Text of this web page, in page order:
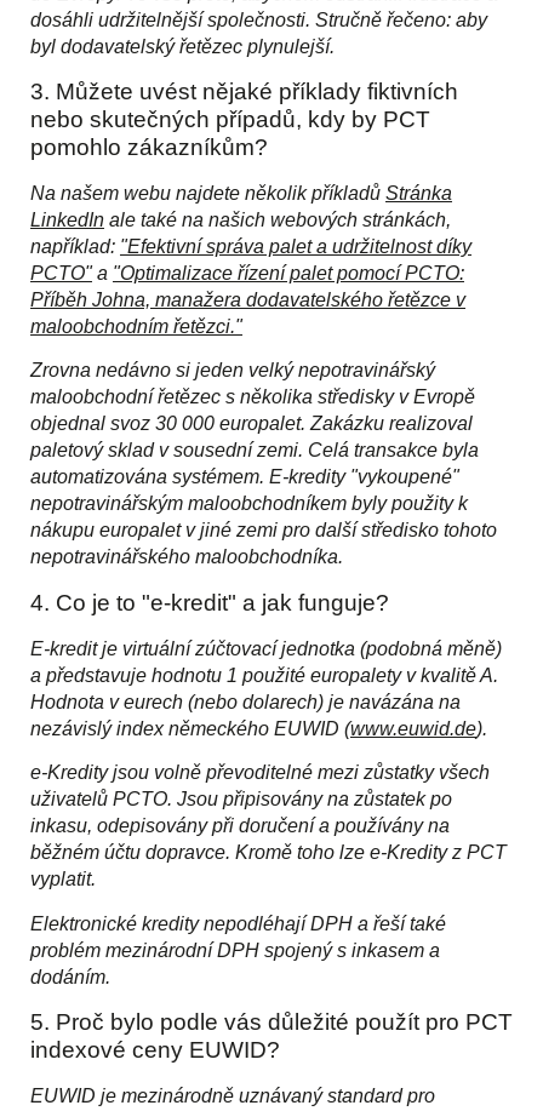
dosáhli udržitelnější společnosti. Stručně řečeno: aby
byl dodavatelský řetězec plynulejší.
3. Můžete uvést nějaké příklady fiktivních
nebo skutečných případů, kdy by PCT
pomohlo zákazníkům?
Na našem webu najdete několik příkladů Stránka
LinkedIn ale také na našich webových stránkách,
například: "Efektivní správa palet a udržitelnost díky
PCTO"a "Optimalizace řízení palet pomocí PCTO:
Příběh Johna, manažera dodavatelského řetězce v
maloobchodním řetězci."
Zrovna nedávno si jeden velký nepotravinářský
maloobchodní řetězec s několika středisky v Evropě
objednal svoz 30 000 europalet. Zakázku realizoval
paletový sklad v sousední zemi. Celá transakce byla
automatizována systémem. E-kredity "vykoupené"
nepotravinářským maloobchodníkem byly použity k
nákupu europalet v jiné zemi pro další středisko tohoto
nepotravinářského maloobchodníka.
4. Co je to "e-kredit" a jak funguje?
E-kredit je virtuální zúčtovací jednotka (podobná měně)
a představuje hodnotu 1 použité europalety v kvalitě A.
Hodnota v eurech (nebo dolarech) je navázána na
nezávislý index německého EUWID (www.euwid.de).
e-Kredity jsou volně převoditelné mezi zůstatky všech
uživatelů PCTO. Jsou připisovány na zůstatek po
inkasu, odepisovány při doručení a používány na
běžném účtu dopravce. Kromě toho lze e-Kredity z PCT
vyplatit.
Elektronické kredity nepodléhají DPH a řeší také
problém mezinárodní DPH spojený s inkasem a
dodáním.
5. Proč bylo podle vás důležité použít pro PCT
indexové ceny EUWID?
EUWID je mezinárodně uznávaný standard pro